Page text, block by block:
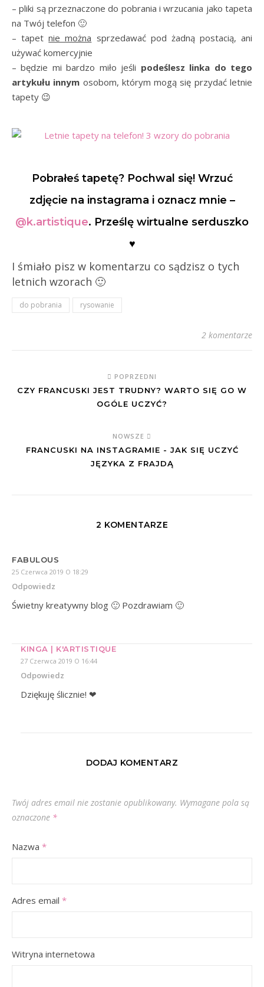
– pliki są przeznaczone do pobrania i wrzucania jako tapeta
na Twój telefon 🙂
– tapetnie można sprzedawać pod żadną postacią, ani
używać komercyjnie
– będzie mi bardzo miło jeśli podeślesz linka do tego
artykułu innym osobom, którym mogą się przydać letnie
tapety 😉
Pobrałeś tapetę? Pochwal się! Wrzuć
zdjęcie na instagrama i oznacz mnie –
@k.artistique. Prześlę wirtualne serduszko
♥
I śmiało pisz w komentarzu co sądzisz o tych
letnich wzorach 🙂
do pobrania rysowanie
2 komentarze
POPRZEDNI
CZY FRANCUSKI JEST TRUDNY? WARTO SIĘ GO W
OGÓLE UCZYĆ?
NOWSZE
FRANCUSKI NA INSTAGRAMIE - JAK SIĘ UCZYĆ
JĘZYKA Z FRAJDĄ
2 KOMENTARZE
FABULOUS
25 Czerwca 2019 O 18:29
Odpowiedz
Świetny kreatywny blog 🙂 Pozdrawiam 🙂
KINGA | K'ARTISTIQUE
27 Czerwca 2019 O 16:44
Odpowiedz
Dziękuję ślicznie! ❤
DODAJ KOMENTARZ
Twój adres email nie zostanie opublikowany. Wymagane pola są
oznaczone *
Nazwa *
Adres email *
Witryna internetowa